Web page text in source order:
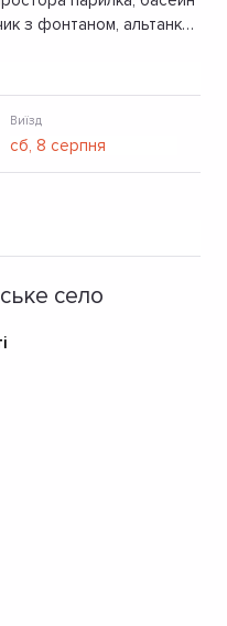
з фонтаном, альтанка,
Виїзд
село